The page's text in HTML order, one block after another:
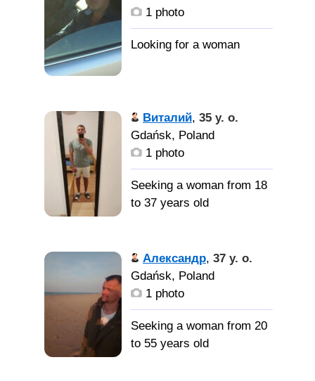
1 photo
Виталий, 35 y. o.
Gdańsk, Poland
1 photo
Seeking a woman from 18
to 37 years old
Александр, 37 y. o.
Gdańsk, Poland
1 photo
Seeking a woman from 20
to 55 years old